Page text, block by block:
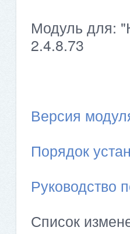
Модуль для:
2.4.8.73
Версия
Порядок
Руководство
Список